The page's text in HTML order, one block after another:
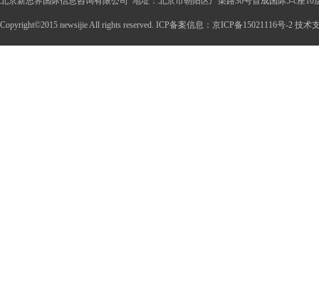
Copyright©2015 newsijie All rights reserved. ICP备案信息：京ICP备15021116号-2 技术